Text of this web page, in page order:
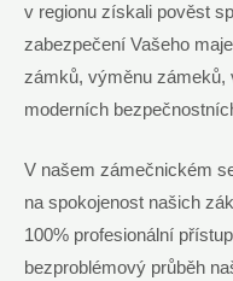
v regionu získali pověst
zabezpečení Vašeho
zámků, výměnu zámeků,
moderních
V našem zámečnickém
na spokojenost našich
100% profesionální
bezproblémový průběh